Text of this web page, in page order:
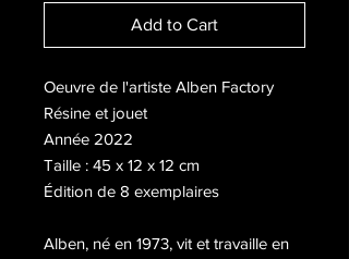
Add to Cart
Oeuvre de l'artiste Alben Factory
Résine et jouet
Année 2022
Taille : 45 x 12 x 12 cm
Édition de 8 exemplaires
Alben, né en 1973, vit et travaille en